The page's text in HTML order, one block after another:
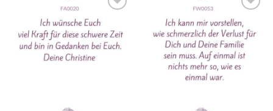
Wunschliste
hinzufügen
Zur
Wunschliste
hinzufügen